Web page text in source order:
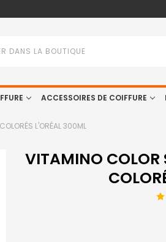
ACCESSOIRES DE COIFFURE
L'ORÉAL 300ML
VITAMINO COLOR